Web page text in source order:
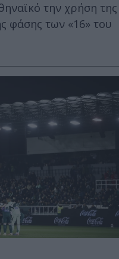
την χρήση της
φάσης των «16» του